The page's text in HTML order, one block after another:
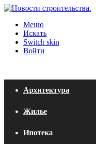
Меню
Искать
Switch skin
Войти
Архитектура
Жилье
Ипотека